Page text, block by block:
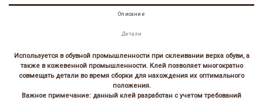
Описание
Детали
Используется в обувной промышленности при склеивании верха обуви, а
также в кожевенной промышленности. Клей позволяет многократно
совмещать детали во время сборки для нахождения их оптимального
положения.
Важное примечание: данный клей разработан с учетом требований